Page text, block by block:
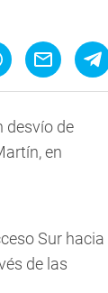
desvío de
en
Sur hacia
de las